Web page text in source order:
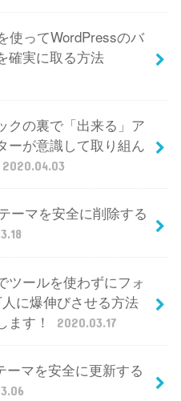
使ってWordPressのバ
確実に取る方法
クの裏で「出来る」ア
ーが意識して取り組ん
2020.04.03
ーマを安全に削除する
ツールを使わずにフォ
に爆伸びさせる方法
ます！
2020.03.17
ーマを安全に更新する